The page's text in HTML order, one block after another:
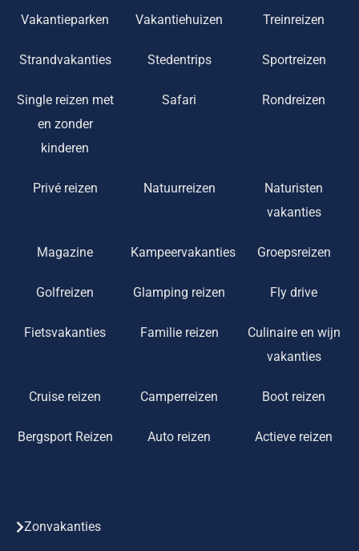
Vakantieparken Vakantiehuizen Treinreizen
Strandvakanties Stedentrips Sportreizen
Single reizen met
en zonder
kinderen
Safari Rondreizen
Privé reizen Natuurreizen
Naturisten
vakanties
Magazine Kampeervakanties Groepsreizen
Golfreizen Glamping reizen Fly drive
Fietsvakanties Familie reizen
Culinaire en wijn
vakanties
Cruise reizen Camperreizen Boot reizen
Bergsport Reizen Auto reizen Actieve reizen
Zonvakanties